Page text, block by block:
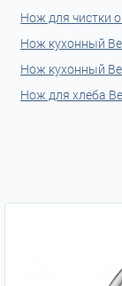
Нож для чистки
Нож кухонный
Нож кухонный
Нож для хлеба